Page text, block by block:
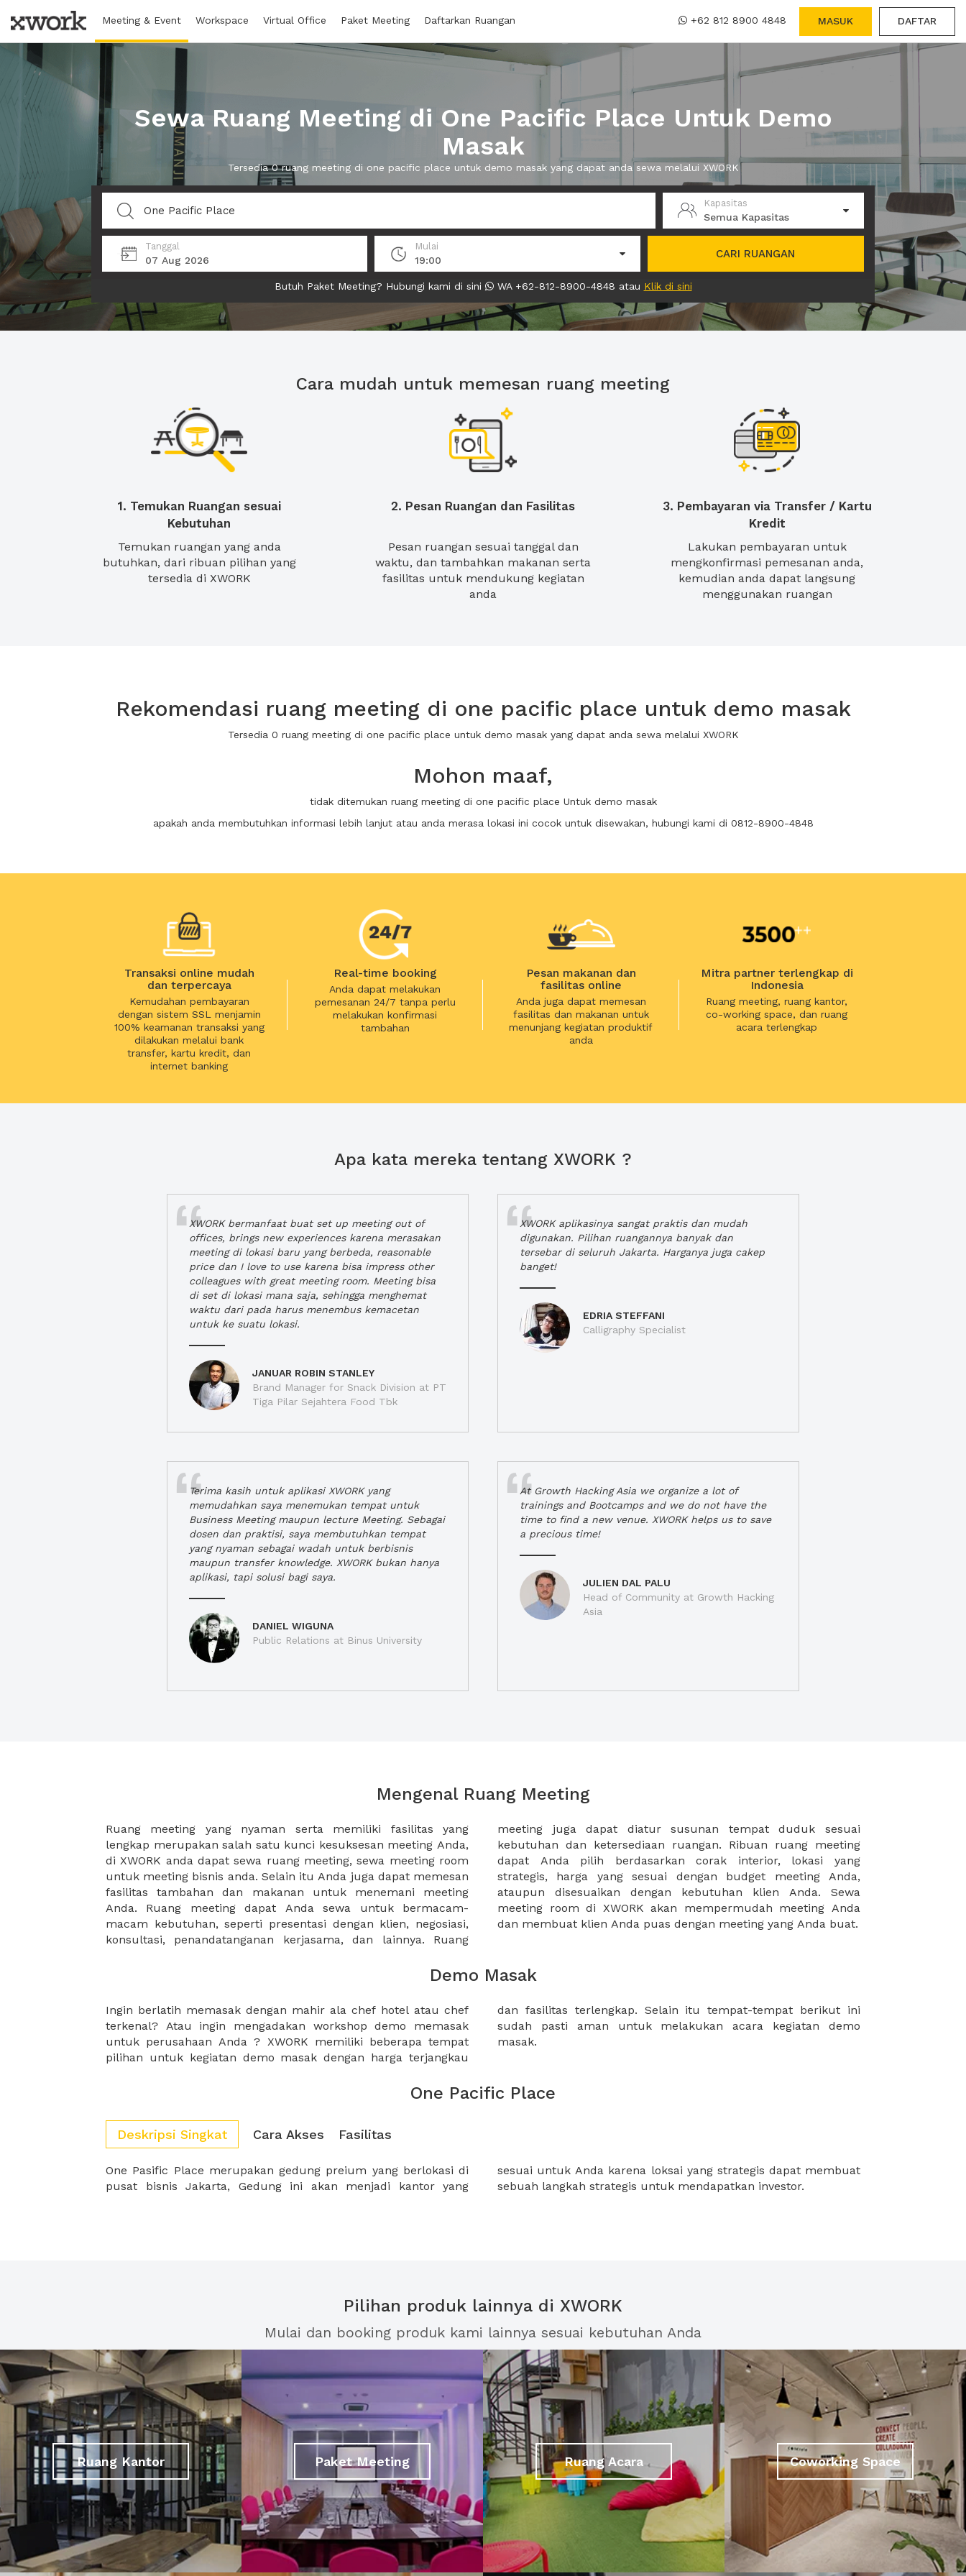
Meeting & Event Workspace Virtual Office Paket Meeting Daftarkan Ruangan +62 812 8900 4848 MASUK DAFTAR
Sewa Ruang Meeting di One Pacific Place Untuk Demo
Masak
Tersedia 0 ruang meeting di one pacific place untuk demo masak yang dapat anda sewa melalui XWORK
Kapasitas
Semua Kapasitas
Tanggal
07 Aug 2026
Mulai
19:00
CARI RUANGAN
Butuh Paket Meeting? Hubungi kami di sini WA +62-812-8900-4848 atau Klik di sini
Cara mudah untuk memesan ruang meeting
1. Temukan Ruangan sesuai
Kebutuhan
Temukan ruangan yang anda
butuhkan, dari ribuan pilihan yang
tersedia di XWORK
2. Pesan Ruangan dan Fasilitas
Pesan ruangan sesuai tanggal dan
waktu, dan tambahkan makanan serta
fasilitas untuk mendukung kegiatan
anda
3. Pembayaran via Transfer / Kartu
Kredit
Lakukan pembayaran untuk
mengkonfirmasi pemesanan anda,
kemudian anda dapat langsung
menggunakan ruangan
Rekomendasi ruang meeting di one pacific place untuk demo masak
Tersedia 0 ruang meeting di one pacific place untuk demo masak yang dapat anda sewa melalui XWORK
Mohon maaf,
tidak ditemukan ruang meeting di one pacific place Untuk demo masak
apakah anda membutuhkan informasi lebih lanjut atau anda merasa lokasi ini cocok untuk disewakan, hubungi kami di 0812-8900-4848
Transaksi online mudah
dan terpercaya
Kemudahan pembayaran
dengan sistem SSL menjamin
100% keamanan transaksi yang
dilakukan melalui bank
transfer, kartu kredit, dan
internet banking
Real-time booking
Anda dapat melakukan
pemesanan 24/7 tanpa perlu
melakukan konfirmasi
tambahan
Pesan makanan dan
fasilitas online
Anda juga dapat memesan
fasilitas dan makanan untuk
menunjang kegiatan produktif
anda
Mitra partner terlengkap di
Indonesia
Ruang meeting, ruang kantor,
co-working space, dan ruang
acara terlengkap
Apa kata mereka tentang XWORK ?
XWORK bermanfaat buat set up meeting out of
offices, brings new experiences karena merasakan
meeting di lokasi baru yang berbeda, reasonable
price dan I love to use karena bisa impress other
colleagues with great meeting room. Meeting bisa
di set di lokasi mana saja, sehingga menghemat
waktu dari pada harus menembus kemacetan
untuk ke suatu lokasi.
JANUAR ROBIN STANLEY
Brand Manager for Snack Division at PT
Tiga Pilar Sejahtera Food Tbk
XWORK aplikasinya sangat praktis dan mudah
digunakan. Pilihan ruangannya banyak dan
tersebar di seluruh Jakarta. Harganya juga cakep
banget!
EDRIA STEFFANI
Calligraphy Specialist
Terima kasih untuk aplikasi XWORK yang
memudahkan saya menemukan tempat untuk
Business Meeting maupun lecture Meeting. Sebagai
dosen dan praktisi, saya membutuhkan tempat
yang nyaman sebagai wadah untuk berbisnis
maupun transfer knowledge. XWORK bukan hanya
aplikasi, tapi solusi bagi saya.
DANIEL WIGUNA
Public Relations at Binus University
At Growth Hacking Asia we organize a lot of
trainings and Bootcamps and we do not have the
time to find a new venue. XWORK helps us to save
a precious time!
JULIEN DAL PALU
Head of Community at Growth Hacking
Asia
Mengenal Ruang Meeting
Ruang meeting yang nyaman serta memiliki fasilitas yang
lengkap merupakan salah satu kunci kesuksesan meeting Anda,
di XWORK anda dapat sewa ruang meeting, sewa meeting room
untuk meeting bisnis anda. Selain itu Anda juga dapat memesan
fasilitas tambahan dan makanan untuk menemani meeting
Anda. Ruang meeting dapat Anda sewa untuk bermacam-
macam kebutuhan, seperti presentasi dengan klien, negosiasi,
konsultasi, penandatanganan kerjasama, dan lainnya. Ruang
meeting juga dapat diatur susunan tempat duduk sesuai
kebutuhan dan ketersediaan ruangan. Ribuan ruang meeting
dapat Anda pilih berdasarkan corak interior, lokasi yang
strategis, harga yang sesuai dengan budget meeting Anda,
ataupun disesuaikan dengan kebutuhan klien Anda. Sewa
meeting room di XWORK akan mempermudah meeting Anda
dan membuat klien Anda puas dengan meeting yang Anda buat.
Demo Masak
Ingin berlatih memasak dengan mahir ala chef hotel atau chef
terkenal? Atau ingin mengadakan workshop demo memasak
untuk perusahaan Anda ? XWORK memiliki beberapa tempat
pilihan untuk kegiatan demo masak dengan harga terjangkau
dan fasilitas terlengkap. Selain itu tempat-tempat berikut ini
sudah pasti aman untuk melakukan acara kegiatan demo
masak.
One Pacific Place
Deskripsi Singkat Cara Akses Fasilitas
One Pasific Place merupakan gedung preium yang berlokasi di
pusat bisnis Jakarta, Gedung ini akan menjadi kantor yang
sesuai untuk Anda karena loksai yang strategis dapat membuat
sebuah langkah strategis untuk mendapatkan investor.
Pilihan produk lainnya di XWORK
Mulai dan booking produk kami lainnya sesuai kebutuhan Anda
Ruang Kantor Paket Meeting Ruang Acara Coworking Space